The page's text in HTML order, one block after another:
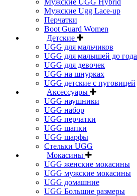
Мужские UGG Hybrid
Мужские Ugg Lace-up
Перчатки
Boot Guard Women
Детские
UGG для мальчиков
UGG для малышей до года
UGG для девочек
UGG на шнурках
UGG детские с пуговицей
Аксессуары
UGG наушники
UGG набор
UGG перчатки
UGG шапки
UGG шарфы
Стельки UGG
Мокасины
UGG женские мокасины
UGG мужские мокасины
UGG домашние
UGG Большие размеры